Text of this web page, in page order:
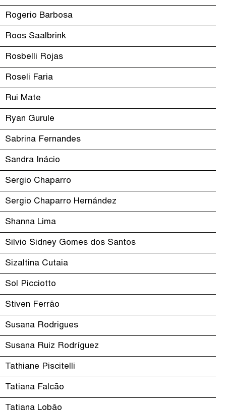
Rogerio Barbosa
Roos Saalbrink
Rosbelli Rojas
Roseli Faria
Rui Mate
Ryan Gurule
Sabrina Fernandes
Sandra Inácio
Sergio Chaparro
Sergio Chaparro Hernández
Shanna Lima
Silvio Sidney Gomes dos Santos
Sizaltina Cutaia
Sol Picciotto
Stiven Ferrão
Susana Rodrigues
Susana Ruiz Rodríguez
Tathiane Piscitelli
Tatiana Falcão
Tatiana Lobão